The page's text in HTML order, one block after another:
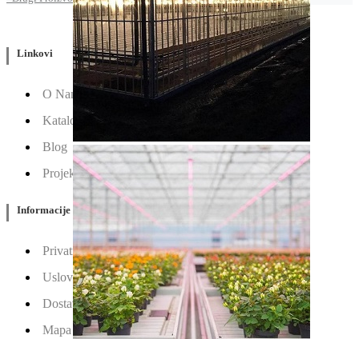
Linkovi
O Nama
Katalozi
Blog
Projektovanje / Izgradnja
Informacije
Privatnost & Kolačići
Uslovi Korišćenja
Dostava & Povraćaj
Mapa